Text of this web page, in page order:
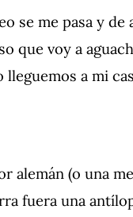
se me pasa y de
que voy a
a mi
alemán (o una
fuera una